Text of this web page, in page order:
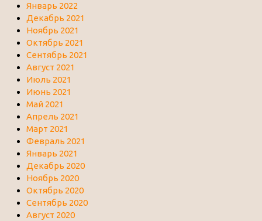
Январь 2022
Декабрь 2021
Ноябрь 2021
Октябрь 2021
Сентябрь 2021
Август 2021
Июль 2021
Июнь 2021
Май 2021
Апрель 2021
Март 2021
Февраль 2021
Январь 2021
Декабрь 2020
Ноябрь 2020
Октябрь 2020
Сентябрь 2020
Август 2020